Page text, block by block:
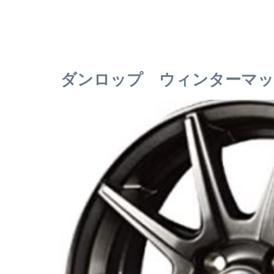
ダンロップ ウィンターマ